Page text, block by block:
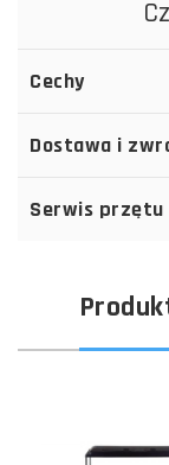
Cechy
Dostawa i
Serwis przętu